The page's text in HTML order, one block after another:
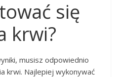
się
krwi?
musisz odpowiednio
krwi. Najlepiej wykonywać